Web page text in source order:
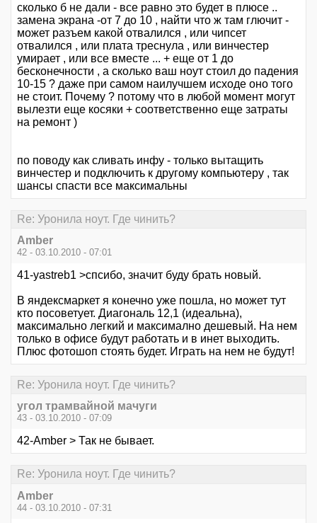
сколько б не дали - все равно это будет в плюсе ..
замена экрана -от 7 до 10 , найти что ж там глючит -
может разъем какой отвалился , или чипсет
отвалился , или плата треснула , или винчестер
умирает , или все вместе ... + еще от 1 до
бесконечности , а сколько ваш ноут стоил до падения
10-15 ? даже при самом наилучшем исходе оно того
не стоит. Почему ? потому что в любой момент могут
вылезти еще косяки + соответственно еще затраты
на ремонт )
по поводу как сливать инфу - только вытащить
винчестер и подключить к другому компьютеру , так
шансы спасти все максимальны
Re: Уронила ноут. Где чинить?
Amber
42 - 03.10.2010 - 07:01
41-yastreb1 >спсибо, значит буду брать новый.
В яндексмаркет я конечно уже пошла, но может тут
кто посоветует. Диагональ 12,1 (идеальна),
максимально легкий и максимално дешевый. На нем
только в офисе будут работать и в инет выходить.
Плюс фотошоп стоять будет. Играть на нем не будут!
Re: Уронила ноут. Где чинить?
угол трамвайной мачуги
43 - 03.10.2010 - 07:09
42-Amber > Так не бывает.
Re: Уронила ноут. Где чинить?
Amber
44 - 03.10.2010 - 07:31